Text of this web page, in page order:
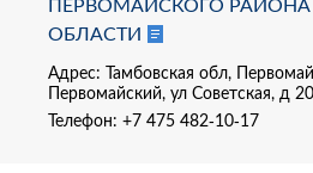
ПЕРВОМАЙСКОГО
ОБЛАСТИ
Адрес: Тамбовская обл,
Первомайский, ул Советская, д
Телефон: +7 475 482-10-17